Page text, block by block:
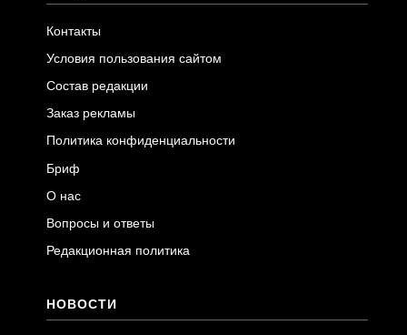
Контакты
Условия пользования сайтом
Состав редакции
Заказ рекламы
Политика конфиденциальности
Бриф
О нас
Вопросы и ответы
Редакционная политика
НОВОСТИ